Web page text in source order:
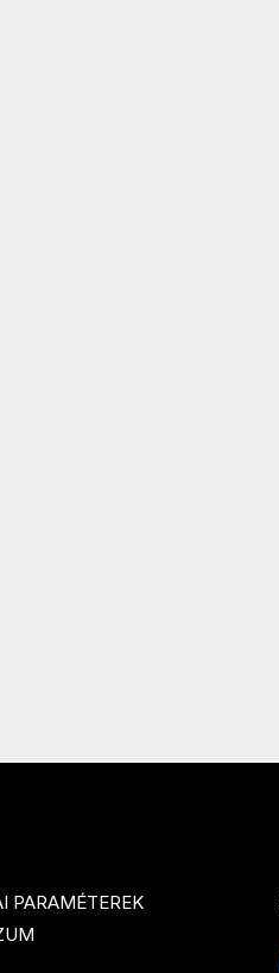
PARAMÉTEREK